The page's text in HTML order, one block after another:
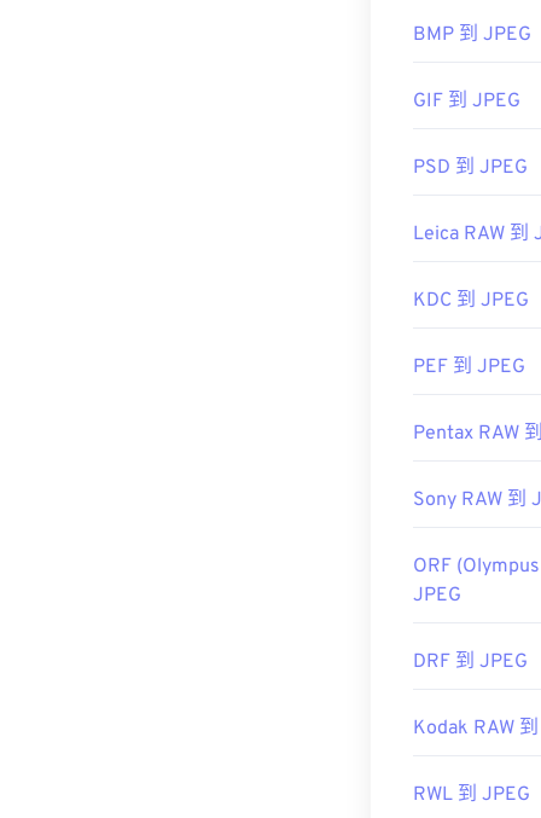
開發人員： 索
實用連結：
幾乎所有影像
Photos）和
開發者：
聯合影像專家
實用連結：
https://
BMP 到 JPEG
GIF 到 JPEG
PSD 到 JPEG
Leica RAW 到
KDC 到 JPEG
PEF 到 JPEG
Pentax RAW
Sony RAW 到
ORF
JPEG
DRF 到 JPEG
Kodak RAW
RWL 到 JPEG